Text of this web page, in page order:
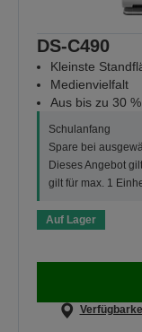
DS-C490
Kleinste
Medienvielfalt
Aus bis zu 30
Schulanfang
Spare bei
Dieses Angebot
gilt für max. 1
Auf Lager